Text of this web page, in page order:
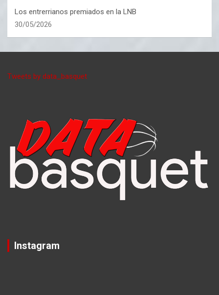
Los entrerrianos premiados en la LNB
30/05/2026
Tweets by data_basquet
Instagram